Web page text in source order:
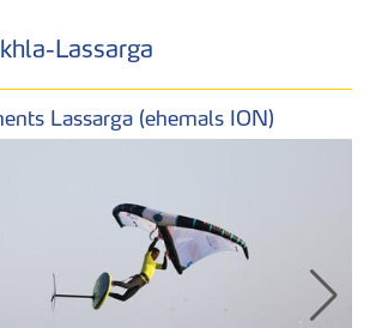
Lassarga
Lassarga (ehemals ION)